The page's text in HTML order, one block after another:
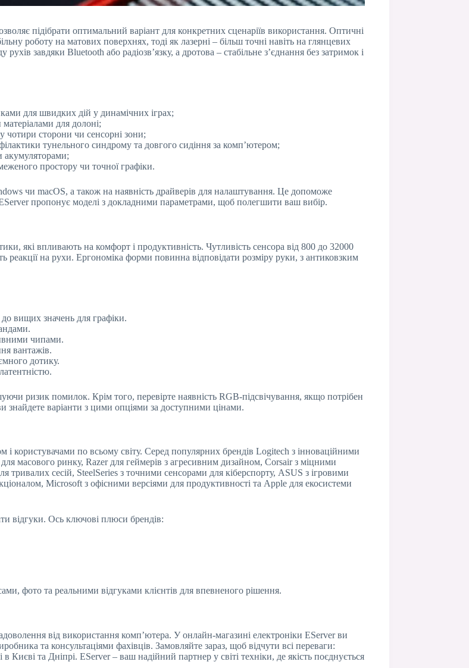
підібрати оптимальний варіант для конкретних сценаріїв використання. Оптичні
роботу на матових поверхнях, тоді як лазерні – більш точні навіть на глянцевих
завдяки Bluetooth або радіозв’язку, а дротова – стабільне з’єднання без затримок і
для швидких дій у динамічних іграх;
для долоні;
чотири сторони чи сенсорні зони;
тунельного синдрому та довгого сидіння за комп’ютером;
акумуляторами;
простору чи точної графіки.
чи macOS, а також на наявність драйверів для налаштування. Це допоможе
пропонує моделі з докладними параметрами, щоб полегшити ваш вибір.
які впливають на комфорт і продуктивність. Чутливість сенсора від 800 до 32000
реакції на рухи. Ергономіка форми повинна відповідати розміру руки, з антиковзким
до вищих значень для графіки.
чипами.
вантажів.
дотику.
ризик помилок. Крім того, перевірте наявність RGB-підсвічування, якщо потрібен
знайдете варіанти з цими опціями за доступними цінами.
користувачами по всьому світу. Серед популярних брендів Logitech з інноваційними
масового ринку, Razer для геймерів з агресивним дизайном, Corsair з міцними
сесій, SteelSeries з точними сенсорами для кіберспорту, ASUS з ігровими
Microsoft з офісними версіями для продуктивності та Apple для екосистеми
відгуки. Ось ключові плюси брендів:
фото та реальними відгуками клієнтів для впевненого рішення.
від використання комп’ютера. У онлайн-магазині електроніки EServer ви
та консультаціями фахівців. Замовляйте зараз, щоб відчути всі переваги:
та Дніпрі. EServer – ваш надійний партнер у світі техніки, де якість поєднується